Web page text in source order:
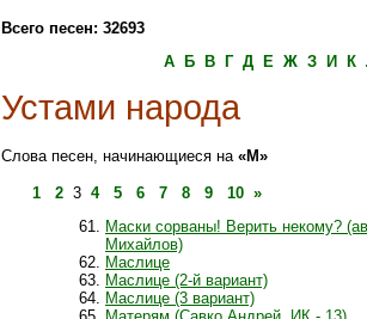
Всего песен: 32693
А
Б В Г Д Е Ж З И К
Устами народа
Слова песен, начинающиеся на «М»
1 2 3 4 5 6 7 8 9 10 »
Маски сорваны! Верить некому?
Михайлов)
Маслице
Маслице (2-й вариант)
Маслице (3 вариант)